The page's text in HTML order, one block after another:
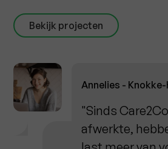
Bekijk projecten
Annelies -
"Sinds
afwerkte,